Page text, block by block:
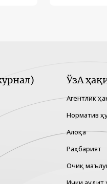
ЎзА
Агентлик
Норматив
Алоқа
Раҳбарият
Очиқ